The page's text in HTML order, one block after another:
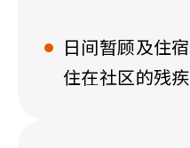
日间暂顾及住
住在社区的残